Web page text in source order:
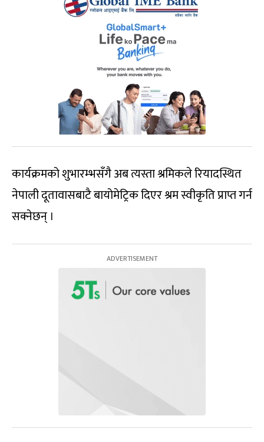
कार्यक्रमको शुभारम्भसँगै अब त्यस्ता श्रमिकले रियादस्थित
नेपाली दूतावासबाटै बायोमेट्रिक दिएर श्रम स्वीकृति प्राप्त गर्न
सक्नेछन् ।